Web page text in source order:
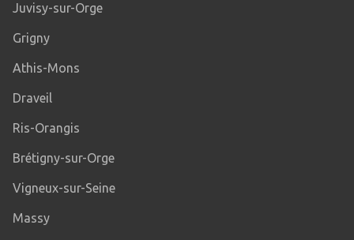
Juvisy-sur-Orge
Grigny
Athis-Mons
Draveil
Ris-Orangis
Brétigny-sur-Orge
Vigneux-sur-Seine
Massy